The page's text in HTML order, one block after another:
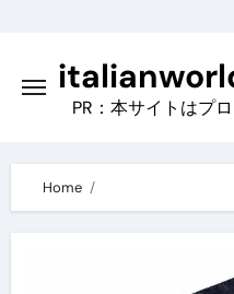
content
PR：本サイトはプ
Home